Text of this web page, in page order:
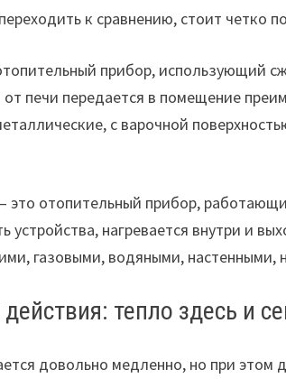
к сравнению, стоит четко
прибор, использующий
от печи передается в помещение
с варочной
это отопительный прибор,
устройства, нагревается внутри и
газовыми, водяными, настенными,
тепло здесь и
довольно медленно, но при этом